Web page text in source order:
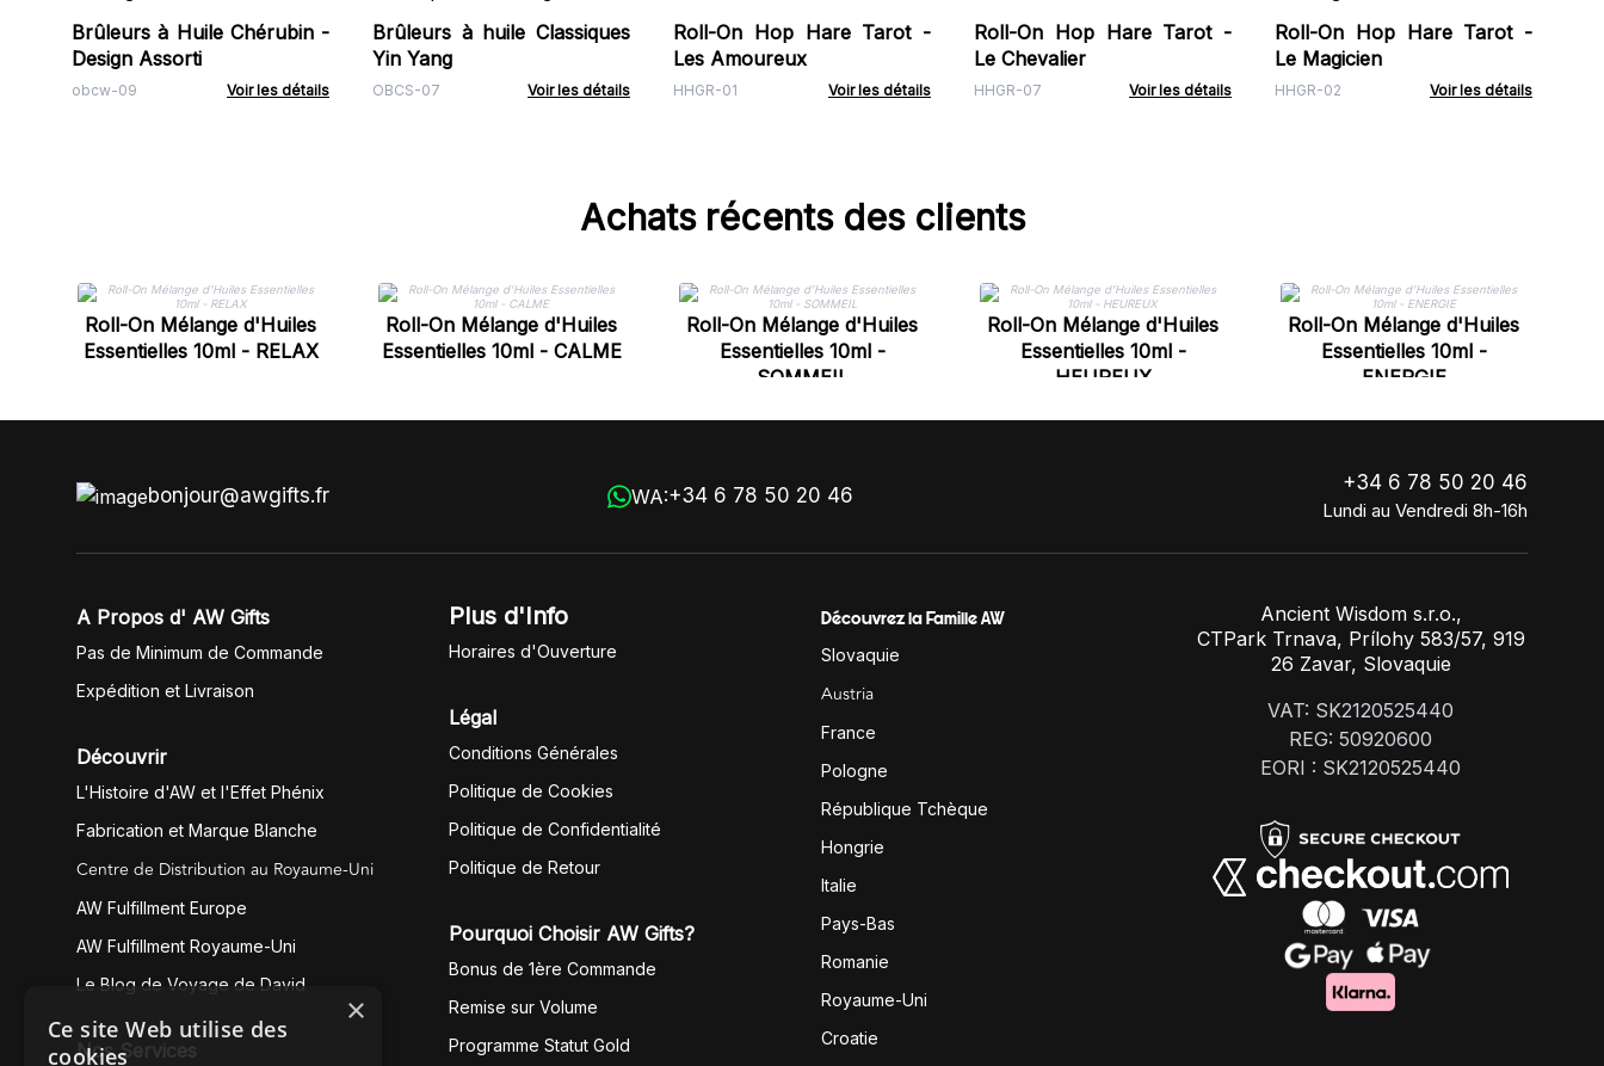
Brûleurs à Huile Chérubin -
Design Assorti
obcw-09 Voir les détails
Brûleurs à huile Classiques
Yin Yang
OBCS-07 Voir les détails
Roll-On Hop Hare Tarot -
Les Amoureux
HHGR-01 Voir les détails
Roll-On Hop Hare Tarot -
Le Chevalier
HHGR-07 Voir les détails
Roll-On Hop Hare Tarot -
Le Magicien
HHGR-02 Voir les détails
Achats récents des clients
Roll-On Mélange d'Huiles
Essentielles 10ml - RELAX
Roll-On Mélange d'Huiles
Essentielles 10ml - CALME
Roll-On Mélange d'Huiles
Essentielles 10ml -
SOMMEIL
Roll-On Mélange d'Huiles
Essentielles 10ml -
HEUREUX
Roll-On Mélange d'Huiles
Essentielles 10ml -
ENERGIE
bonjour@awgifts.fr WA:+34 6 78 50 20 46
+34 6 78 50 20 46
Lundi au Vendredi 8h-16h
A Propos d' AW Gifts
Pas de Minimum de Commande
Expédition et Livraison
Découvrir
L'Histoire d'AW et l'Effet Phénix
Fabrication et Marque Blanche
Centre de Distribution au Royaume-Uni
AW Fulfillment Europe
AW Fulfillment Royaume-Uni
Le Blog de Voyage de David
Nos Services
Plus d'Info
Horaires d'Ouverture
Légal
Conditions Générales
Politique de Cookies
Politique de Confidentialité
Politique de Retour
Pourquoi Choisir AW Gifts?
Bonus de 1ère Commande
Remise sur Volume
Programme Statut Gold
Découvrez la Famille AW
Slovaquie
Austria
France
Pologne
République Tchèque
Hongrie
Italie
Pays-Bas
Romanie
Royaume-Uni
Croatie
Ancient Wisdom s.r.o.,
CTPark Trnava, Prílohy 583/57, 919
26 Zavar, Slovaquie
VAT: SK2120525440
REG: 50920600
EORI : SK2120525440
×
Ce site Web utilise des
cookies